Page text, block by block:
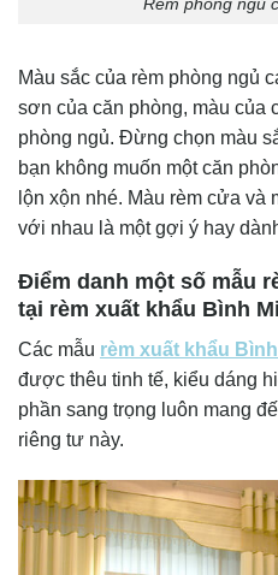
Màu sắc của rèm phòng ngủ
sơn của căn phòng, màu của
phòng ngủ. Đừng chọn màu
bạn không muốn một căn
lộn xộn nhé. Màu rèm cửa và
với nhau là một gợi ý hay
Điểm danh một số mẫu
tại rèm xuất khẩu Bình
Các mẫu rèm xuất khẩu
được thêu tinh tế, kiểu dáng
phần sang trọng luôn mang
riêng tư này.